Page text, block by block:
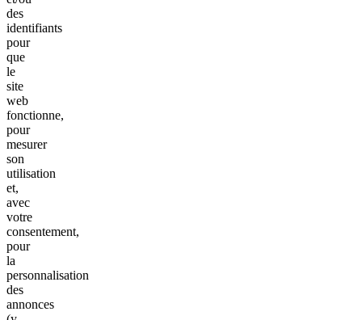
des
identifiants
pour
que
le
site
web
fonctionne,
pour
mesurer
son
utilisation
et,
avec
votre
consentement,
pour
la
personnalisation
des
annonces